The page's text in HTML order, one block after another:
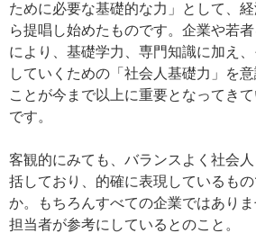
ために必要な基礎的な力」として、
ら提唱し始めたものです。企業や若
により、基礎学力、専門知識に加え
していくための「社会人基礎力」を
ことが今まで以上に重要となってき
です。
客観的にみても、バランスよく社会
括しており、的確に表現しているも
か。もちろんすべての企業ではあり
担当者が参考にしているとのこと。